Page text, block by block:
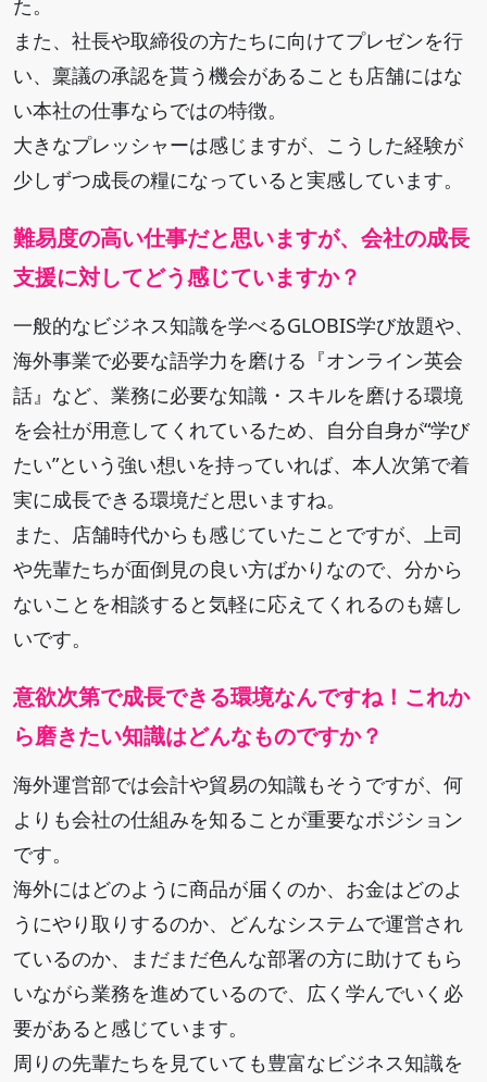
た。
また、社長や取締役の方たちに向けてプレゼンを行
い、稟議の承認を貰う機会があることも店舗にはな
い本社の仕事ならではの特徴。
大きなプレッシャーは感じますが、こうした経験が
少しずつ成長の糧になっていると実感しています。
難易度の高い仕事だと思いますが、会社の成長
支援に対してどう感じていますか？
一般的なビジネス知識を学べるGLOBIS学び放題や、
海外事業で必要な語学力を磨ける『オンライン英会
話』など、業務に必要な知識・スキルを磨ける環境
を会社が用意してくれているため、自分自身が“学び
たい”という強い想いを持っていれば、本人次第で着
実に成長できる環境だと思いますね。
また、店舗時代からも感じていたことですが、上司
や先輩たちが面倒見の良い方ばかりなので、分から
ないことを相談すると気軽に応えてくれるのも嬉し
いです。
意欲次第で成長できる環境なんですね！これか
ら磨きたい知識はどんなものですか？
海外運営部では会計や貿易の知識もそうですが、何
よりも会社の仕組みを知ることが重要なポジション
です。
海外にはどのように商品が届くのか、お金はどのよ
うにやり取りするのか、どんなシステムで運営され
ているのか、まだまだ色んな部署の方に助けてもら
いながら業務を進めているので、広く学んでいく必
要があると感じています。
周りの先輩たちを見ていても豊富なビジネス知識を